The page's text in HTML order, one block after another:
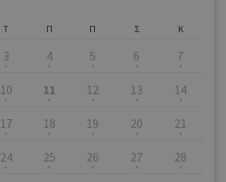
Τ
3
Π
4
Π
5
Σ
6
Κ
7
10 11 12 13 14
17 18 19 20 21
24 25 26 27 28